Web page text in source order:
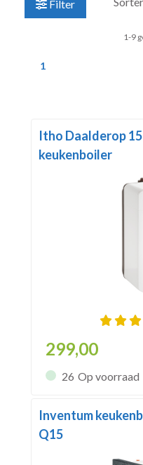
Filter
1-9
1
Itho Daalderop
keukenboiler
299,00
26 Op voorraad
Inventum
Q15